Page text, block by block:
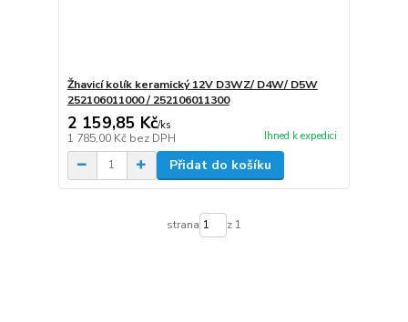
Žhavicí kolík keramický 12V D3WZ/ D4W/ D5W
252106011000 / 252106011300
2 159,85 Kč/ks
1 785,00 Kč bez DPH Ihned k expedici
Přidat do košíku
strana z 1